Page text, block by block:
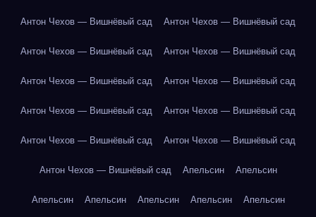
Антон Чехов — Вишнёвый сад Антон Чехов — Вишнёвый сад
Антон Чехов — Вишнёвый сад Антон Чехов — Вишнёвый сад
Антон Чехов — Вишнёвый сад Антон Чехов — Вишнёвый сад
Антон Чехов — Вишнёвый сад Антон Чехов — Вишнёвый сад
Антон Чехов — Вишнёвый сад Антон Чехов — Вишнёвый сад
Антон Чехов — Вишнёвый сад Апельсин Апельсин
Апельсин Апельсин Апельсин Апельсин Апельсин